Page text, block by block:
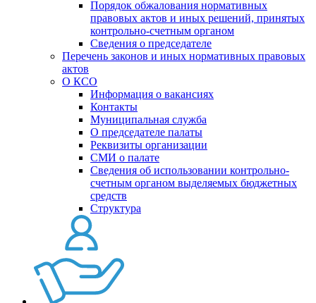
Порядок обжалования нормативных
правовых актов и иных решений, принятых
контрольно-счетным органом
Сведения о председателе
Перечень законов и иных нормативных правовых
актов
О КСО
Информация о вакансиях
Контакты
Муниципальная служба
О председателе палаты
Реквизиты организации
СМИ о палате
Сведения об использовании контрольно-
счетным органом выделяемых бюджетных
средств
Структура